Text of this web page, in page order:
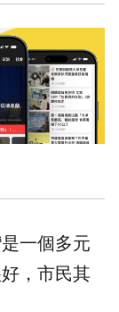
一個多元
，市民其